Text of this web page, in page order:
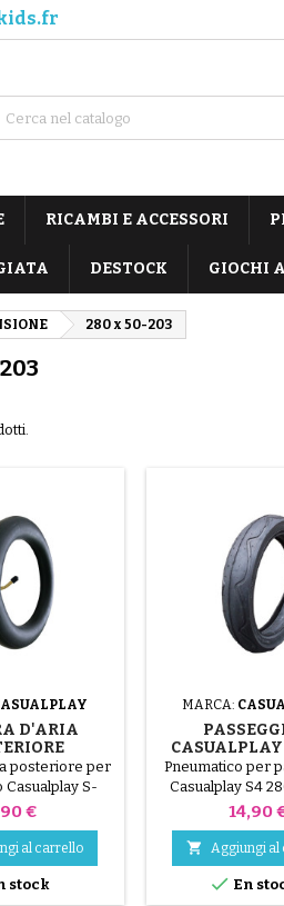
RICAMBI E ACCESSORI
DESTOCK GIOCHI
280 x 50-203
D'ARIA
S-
posteriore per
Casualplay S-
203
€
al carrello
stock
MARCA:
CASUALPLAY
Pneumatico per
Casualplay S4
Prezzo
14,90
 Aggiungi
 En